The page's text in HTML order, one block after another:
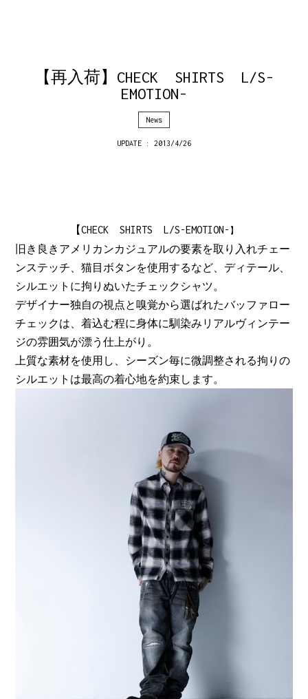
【再入荷】CHECK SHIRTS L/S-
EMOTION-
News
UPDATE : 2013/4/26
【CHECK SHIRTS L/S-EMOTION- 】
旧き良きアメリカンカジュアルの要素を取り入れチェー
ンステッチ、猫目ボタンを使用するなど、ディテール、
シルエットに拘りぬいたチェックシャツ。
デザイナー独自の視点と嗅覚から選ばれたバッファロー
チェックは、着込む程に身体に馴染みリアルヴィンテー
ジの雰囲気が漂う仕上がり。
上質な素材を使用し、シーズン毎に微調整される拘りの
シルエットは最高の着心地を約束します。